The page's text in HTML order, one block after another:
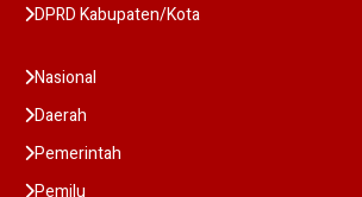
DPRD Kabupaten/Kota
Nasional
Daerah
Pemerintah
Pemilu